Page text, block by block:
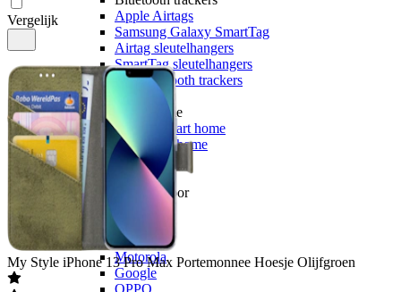
Apple Airtags
Samsung Galaxy SmartTag
Airtag sleutelhangers
SmartTag sleutelhangers
Alle bluetooth trackers
Smart home
Smart home
Google smart home
Alle smart home
Telefoonaccessoires
Hoesjes
Hoesjes voor
Samsung
OnePlus
Motorola
Google
OPPO
Vergelijk
My Style iPhone 13 Pro Max Portemonnee Hoesje Olijfgroen